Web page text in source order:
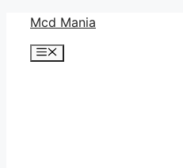
Mcd Mania
メ